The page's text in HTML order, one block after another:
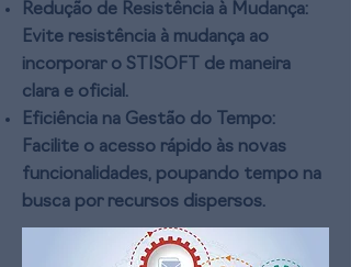
Redução de Resistência à Mudança:
Evite resistência à mudança ao
incorporar o STISOFT de maneira
clara e oficial.
Eficiência na Gestão do Tempo:
Facilite o acesso rápido às novas
funcionalidades, poupando tempo na
busca por recursos dispersos.